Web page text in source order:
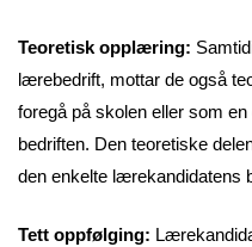
Teoretisk opplæring:
lærebedrift, mottar de også
foregå på skolen eller som
bedriften. Den teoretiske
den enkelte lærekandidatens
Tett oppfølging: